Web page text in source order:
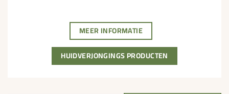
MEER INFORMATIE
HUIDVERJONGINGS PRODUCTEN